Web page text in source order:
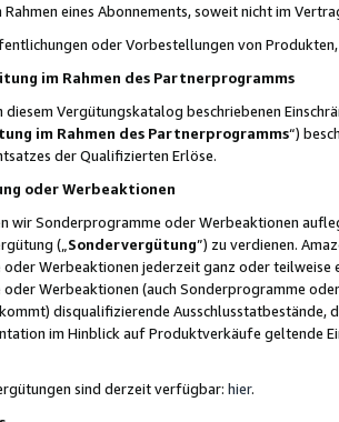
eines Abonnements, soweit nicht im
oder Vorbestellungen von
im Rahmen des Partnerprogramms
Vergütungskatalog beschriebenen
im Rahmen des Partnerprogramms“)
der Qualifizierten Erlöse.
oder Werbeaktionen
wir Sonderprogramme oder Werbeaktionen
(„ Sondervergütung”) zu verdienen.
Werbeaktionen jederzeit ganz oder
Werbeaktionen (auch Sonderprogramme
disqualifizierende Ausschlusstatbestände,
im Hinblick auf Produktverkäufe geltende
sind derzeit verfügbar: hier.